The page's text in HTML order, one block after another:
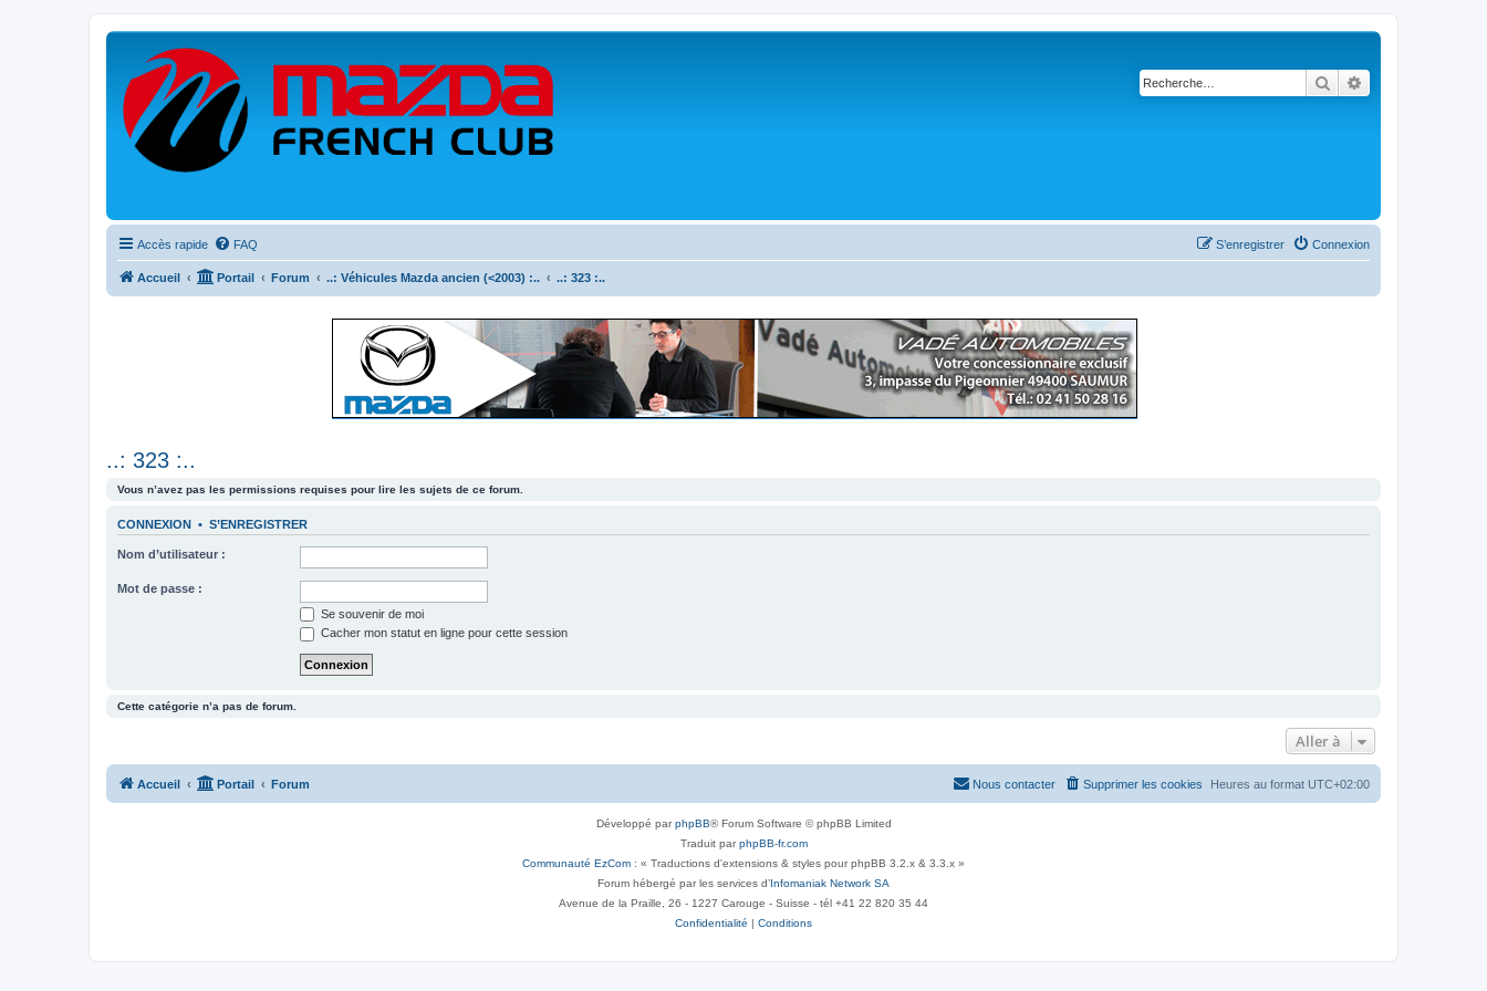
Rechercher
Accès rapide FAQ Connexion
S’enregistrer
Accueil Portail Forum ..: Véhicules Mazda ancien (<2003) :.. ..: 323 :..
..: 323 :..
Vous n’avez pas les permissions requises pour lire les sujets de ce forum.
CONNEXION • S’ENREGISTRER
Nom d’utilisateur :
Mot de passe :
Se souvenir de moi
Cacher mon statut en ligne pour cette session
Cette catégorie n’a pas de forum.
Aller à
Accueil Portail Forum Heures au format UTC+02:00
Supprimer les cookies
Nous contacter
Développé parphpBB® Forum Software © phpBB Limited
Traduit parphpBB-fr.com
Communauté EzCom : « Traductions d'extensions & styles pour phpBB 3.2.x & 3.3.x »
Forum hébergé par les services d’Infomaniak Network SA
Avenue de la Praille, 26 - 1227 Carouge - Suisse - tél +41 22 820 35 44
Confidentialité | Conditions